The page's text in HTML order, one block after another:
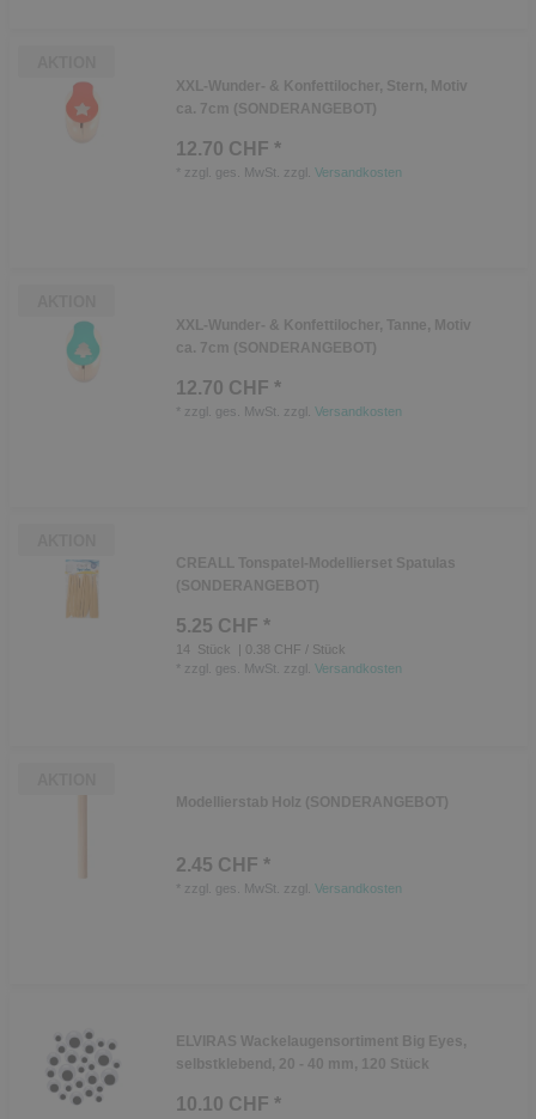
XXL-Wunder- & Konfettilocher, Stern, Motiv
ca. 7cm (SONDERANGEBOT)
12.70 CHF *
zzgl. ges. MwSt. zzgl. Versandkosten
XXL-Wunder- & Konfettilocher, Tanne, Motiv
ca. 7cm (SONDERANGEBOT)
12.70 CHF *
zzgl. ges. MwSt. zzgl. Versandkosten
CREALL Tonspatel-Modellierset Spatulas
(SONDERANGEBOT)
5.25 CHF *
14 Stück
| 0.38 CHF / Stück
zzgl. ges. MwSt. zzgl. Versandkosten
Modellierstab Holz (SONDERANGEBOT)
2.45 CHF *
zzgl. ges. MwSt. zzgl. Versandkosten
ELVIRAS Wackelaugensortiment Big Eyes,
selbstklebend, 20 - 40 mm, 120 Stück
10.10 CHF *